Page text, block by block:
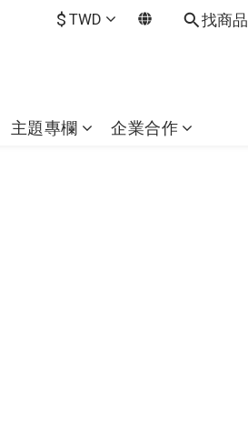
$ TWD 找商品
主題專欄 企業合作